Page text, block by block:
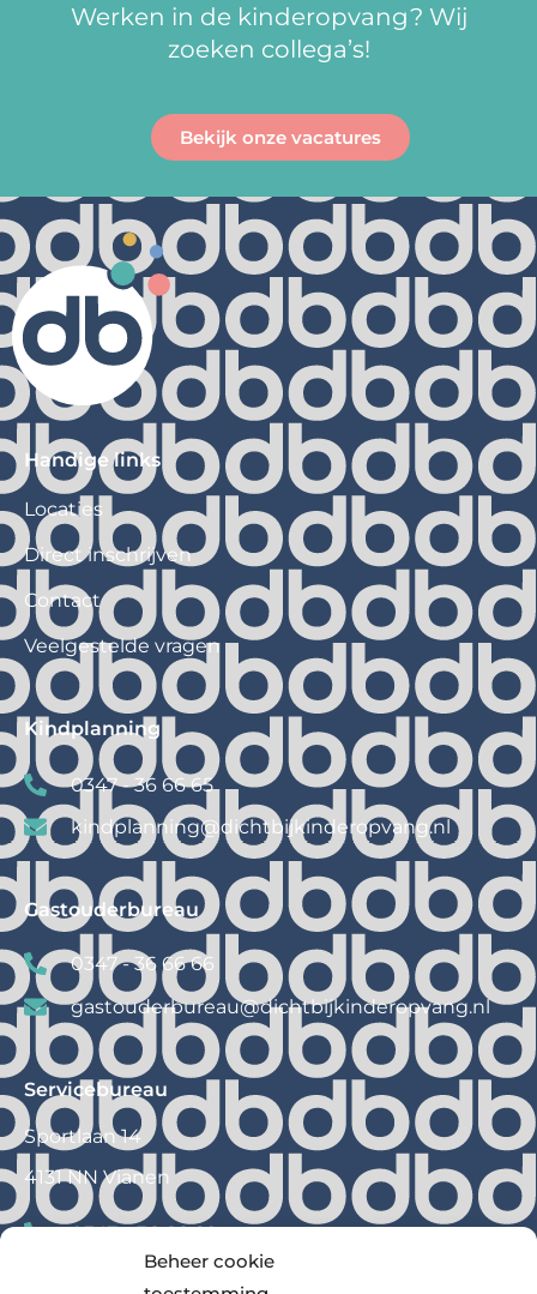
Beheer cookie
Werken in de kinderopvang? Wij
zoeken collega’s!
Bekijk onze vacatures
Handige links
Locaties
Direct inschrijven
Contact
Veelgestelde vragen
Kindplanning
0347 - 36 66 65
kindplanning@dichtbijkinderopvang.nl
Gastouderbureau
0347 - 36 66 66
gastouderbureau@dichtbijkinderopvang.nl
Servicebureau
Sportlaan 14
4131 NN Vianen
0347 – 36 66 60
dichtbijkinderopvang.nl